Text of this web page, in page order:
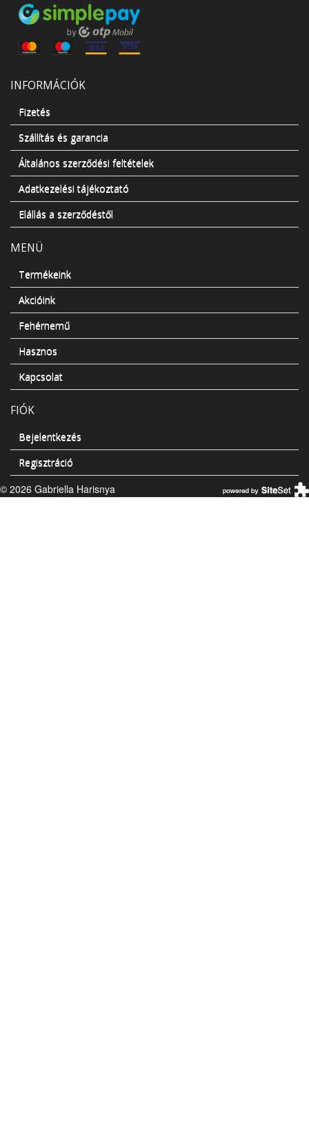
INFORMÁCIÓK
Fizetés
Szállítás és garancia
Általános szerződési feltételek
Adatkezelési tájékoztató
Elállás a szerződéstől
MENÜ
Termékeink
Akcióink
Fehérnemű
Hasznos
Kapcsolat
FIÓK
Bejelentkezés
Regisztráció
© 2026 Gabriella Harisnya